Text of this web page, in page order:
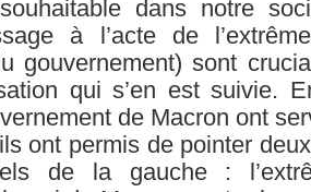
dans notre
à l’acte de
gouvernement) sont
qui s’en est suivie.
de Macron ont
ont permis de pointer
de la gauche :